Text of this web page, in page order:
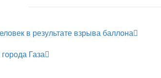
в результате взрыва баллона
Газа